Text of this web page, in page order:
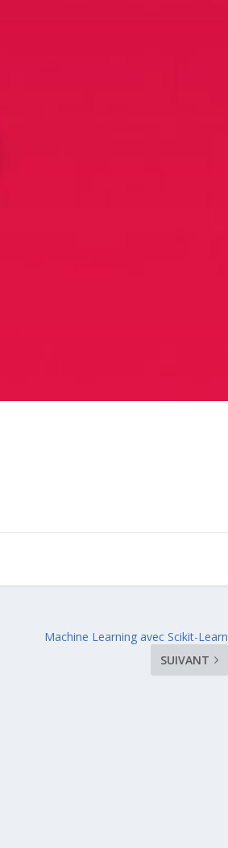
Machine Learning avec Scikit-Learn
SUIVANT